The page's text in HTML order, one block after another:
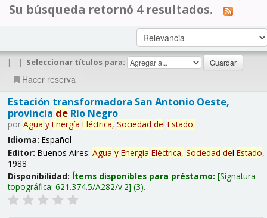
Su búsqueda retornó 4 resultados.
| | Seleccionar títulos para:
Hacer reserva
Estación transformadora San Antonio Oeste,
provincia deRío Negro
por Agua y Energía Eléctrica, Sociedad del Estado.
Idioma: Español
Editor: Buenos Aires: Agua y Energía Eléctrica, Sociedad del Estado,
1988
Disponibilidad: Ítems disponibles para préstamo: Signatura
topográfica: 621.374.5/A282/v.2 (3).